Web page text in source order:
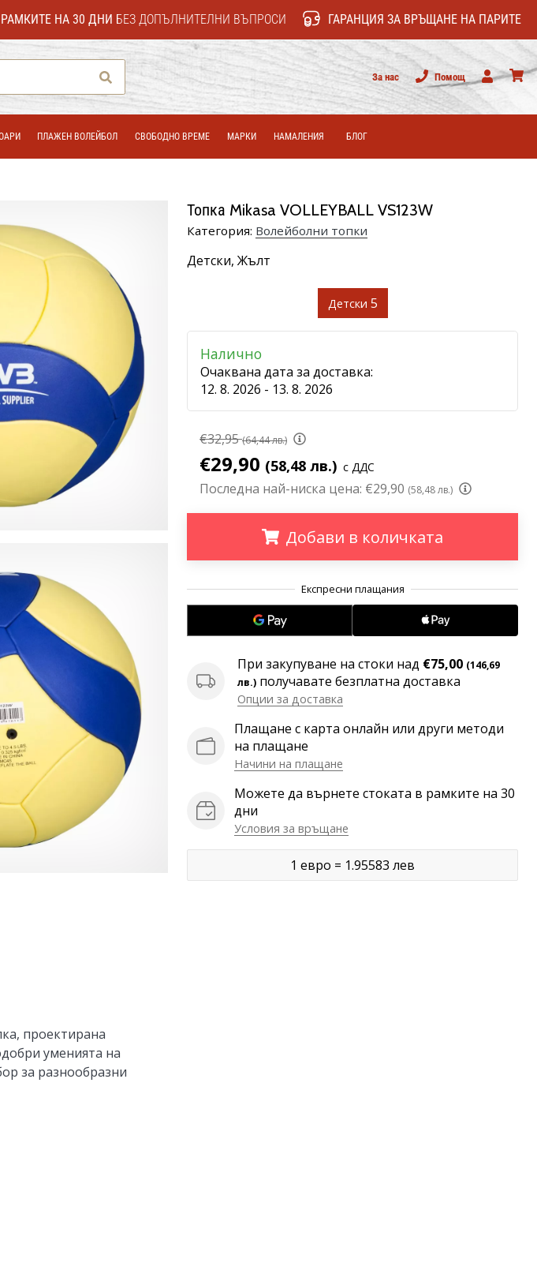
НА 30 ДНИ БЕЗ ДОПЪЛНИТЕЛНИ ВЪПРОСИ ГАРАНЦИЯ ЗА ВРЪЩАНЕ НА ПАРИТЕ
Търсене За нас
Помощ
Потребител
ПЛАЖЕН ВОЛЕЙБОЛ СВОБОДНО ВРЕМЕ МАРКИ НАМАЛЕНИЯ БЛОГ
Топка Mikasa VOLLEYBALL VS123W
Категория: Волейболни топки
Детски, Жълт
Детски 5
Налично
Очаквана дата за доставка:
12. 8. 2026 - 13. 8. 2026
€32,95 (64,44 лв.)
€29,90 (58,48 лв.) с ДДС
Последна най-ниска цена: €29,90 (58,48 лв.)
Добави в количката
При закупуване на стоки над €75,00 (146,69
лв.) получавате безплатна доставка
Опции за доставка
Плащане с карта онлайн или други методи
на плащане
Начини на плащане
Можете да върнете стоката в рамките на 30
дни
Условия за връщане
1 евро = 1.95583 лев
проектирана
уменията на
за разнообразни